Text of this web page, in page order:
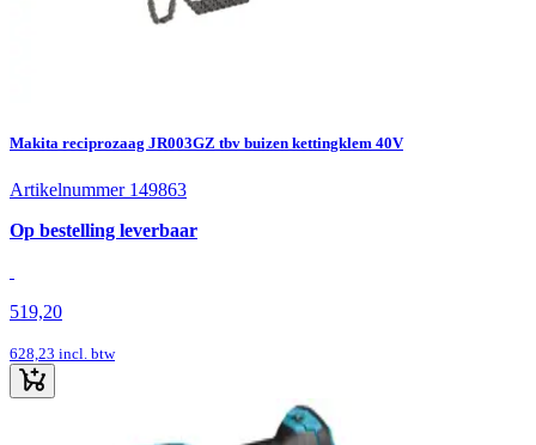
Makita reciprozaag JR003GZ tbv buizen kettingklem 40V
Artikelnummer 149863
Op bestelling leverbaar
519,20
628,23 incl. btw